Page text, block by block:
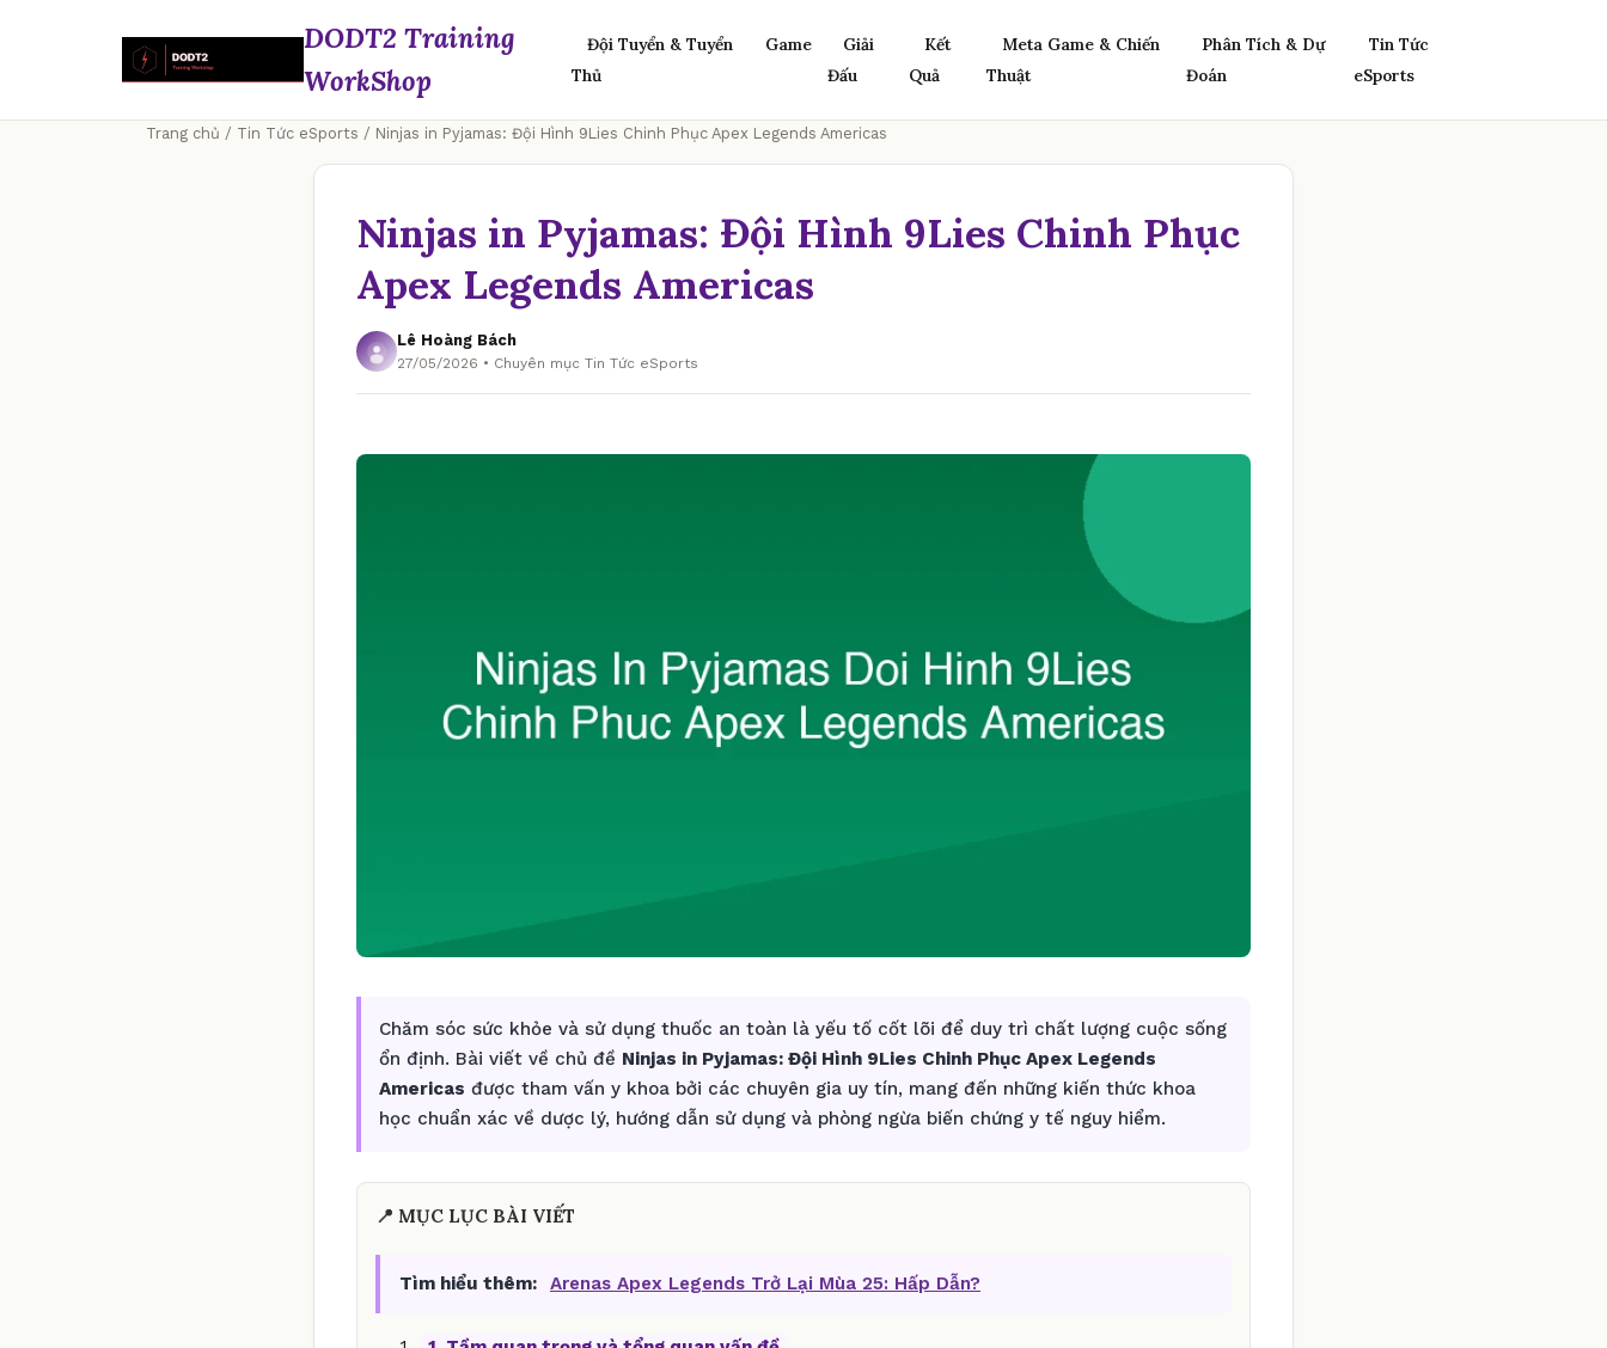
DODT2 Training
WorkShop
Đội Tuyển & Tuyển
Thủ
Game
Giải
Đấu
Kết
Quả
Meta Game & Chiến
Thuật
Phân Tích & Dự
Đoán
Tin Tức
eSports
Trang chủ / Tin Tức eSports / Ninjas in Pyjamas: Đội Hình 9Lies Chinh Phục Apex Legends Americas
Ninjas in Pyjamas: Đội Hình 9Lies Chinh Phục
Apex Legends Americas
Lê Hoàng Bách
27/05/2026 • Chuyên mục Tin Tức eSports
Chăm sóc sức khỏe và sử dụng thuốc an toàn là yếu tố cốt lõi để duy trì chất lượng cuộc sống
ổn định. Bài viết về chủ đề Ninjas in Pyjamas: Đội Hình 9Lies Chinh Phục Apex Legends
Americas được tham vấn y khoa bởi các chuyên gia uy tín, mang đến những kiến thức khoa
học chuẩn xác về dược lý, hướng dẫn sử dụng và phòng ngừa biến chứng y tế nguy hiểm.
📍 MỤC LỤC BÀI VIẾT
Tìm hiểu thêm: Arenas Apex Legends Trở Lại Mùa 25: Hấp Dẫn?